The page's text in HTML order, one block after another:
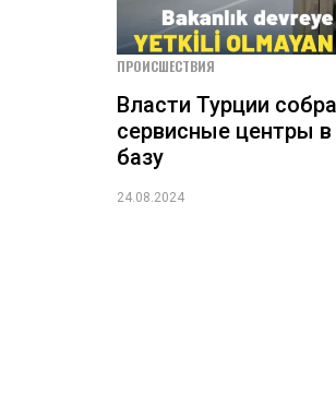
ПРОИСШЕСТВИЯ
Власти Турции
сервисные центры в
базу
24.08.2024